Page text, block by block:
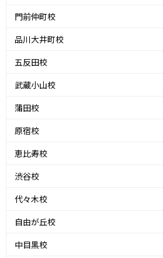
門前仲町校
品川大井町校
五反田校
武蔵小山校
蒲田校
原宿校
恵比寿校
渋谷校
代々木校
自由が丘校
中目黒校